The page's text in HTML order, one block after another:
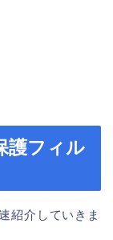
護フィル
紹介していきま